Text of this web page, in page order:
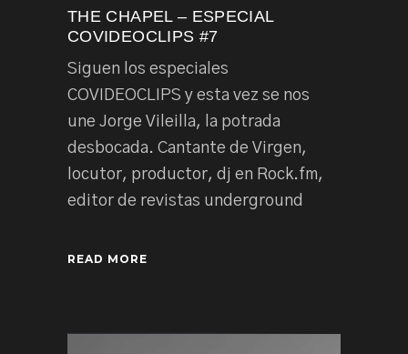
THE CHAPEL – ESPECIAL
COVIDEOCLIPS #7
Siguen los especiales
COVIDEOCLIPS y esta vez se nos
une Jorge Vileilla, la potrada
desbocada. Cantante de Virgen,
locutor, productor, dj en Rock.fm,
editor de revistas underground
READ MORE